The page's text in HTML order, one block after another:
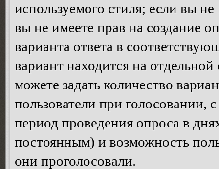
используемого стиля; если вы
вы не имеете прав на создание
варианта ответа в
вариант находится на
можете задать количество
пользователи при
период проведения опроса в
постоянным) и возможность
они проголосовали.